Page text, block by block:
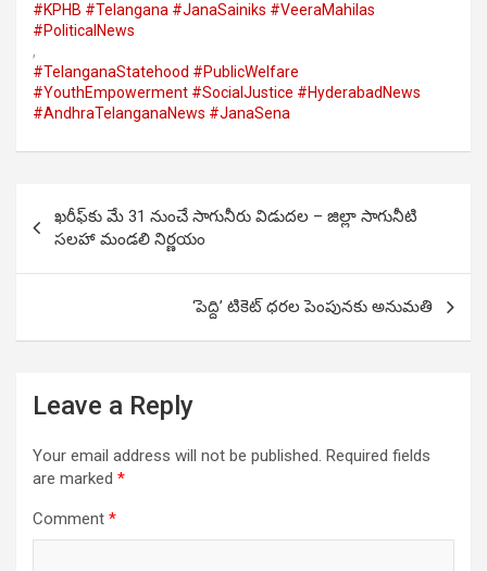
#KPHB #Telangana #JanaSainiks #VeeraMahilas
#PoliticalNews
,
#TelanganaStatehood #PublicWelfare
#YouthEmpowerment #SocialJustice #HyderabadNews
#AndhraTelanganaNews #JanaSena
Post
navigation
ఖరీఫ్‌కు మే 31 నుంచే సాగునీరు విడుదల – జిల్లా సాగునీటి
సలహా మండలి నిర్ణయం
‘పెద్ది’ టికెట్‌ ధరల పెంపునకు అనుమతి
Leave a Reply
Your email address will not be published. Required fields
are marked *
Comment *